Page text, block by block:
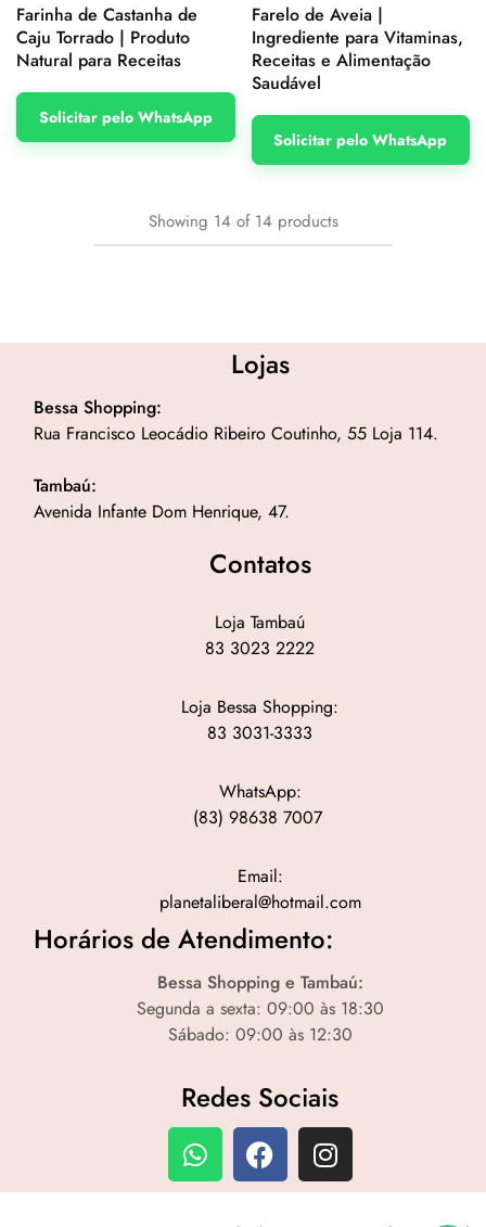
Farinha de Castanha de
Caju Torrado | Produto
Natural para Receitas
Solicitar pelo WhatsApp
Farelo de Aveia |
Ingrediente para Vitaminas,
Receitas e Alimentação
Saudável
Solicitar pelo WhatsApp
Showing 14 of 14 products
Lojas
Bessa Shopping:
Rua Francisco Leocádio Ribeiro Coutinho, 55 Loja 114.
Tambaú:
Avenida Infante Dom Henrique, 47.
Contatos
Loja Tambaú
83 3023 2222
Loja Bessa Shopping:
83 3031-3333
WhatsApp:
(83) 98638 7007
Email:
planetaliberal@hotmail.com
Horários de Atendimento:
Bessa Shopping e Tambaú:
Segunda a sexta: 09:00 às 18:30
Sábado: 09:00 às 12:30
Redes Sociais